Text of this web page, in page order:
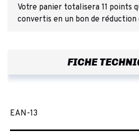
Votre panier totalisera 11 points
convertis en un bon de réduction
FICHE
EAN-13